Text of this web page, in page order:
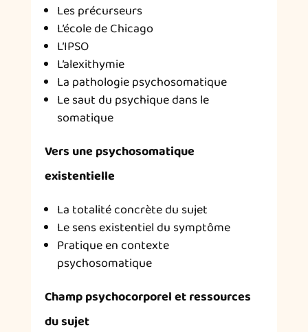
Les précurseurs
L’école de Chicago
L’IPSO
L’alexithymie
La pathologie psychosomatique
Le saut du psychique dans le
somatique
Vers une psychosomatique
existentielle
La totalité concrète du sujet
Le sens existentiel du symptôme
Pratique en contexte
psychosomatique
Champ psychocorporel et ressources
du sujet